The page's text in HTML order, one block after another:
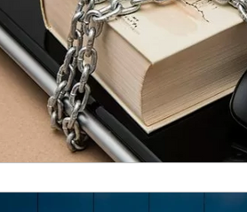
Proprietà intellettuale
Riti alternativi Patrocinio
Delitti contro il patrimonio